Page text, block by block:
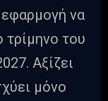
να
τρίμηνο του
Αξίζει
μόνο